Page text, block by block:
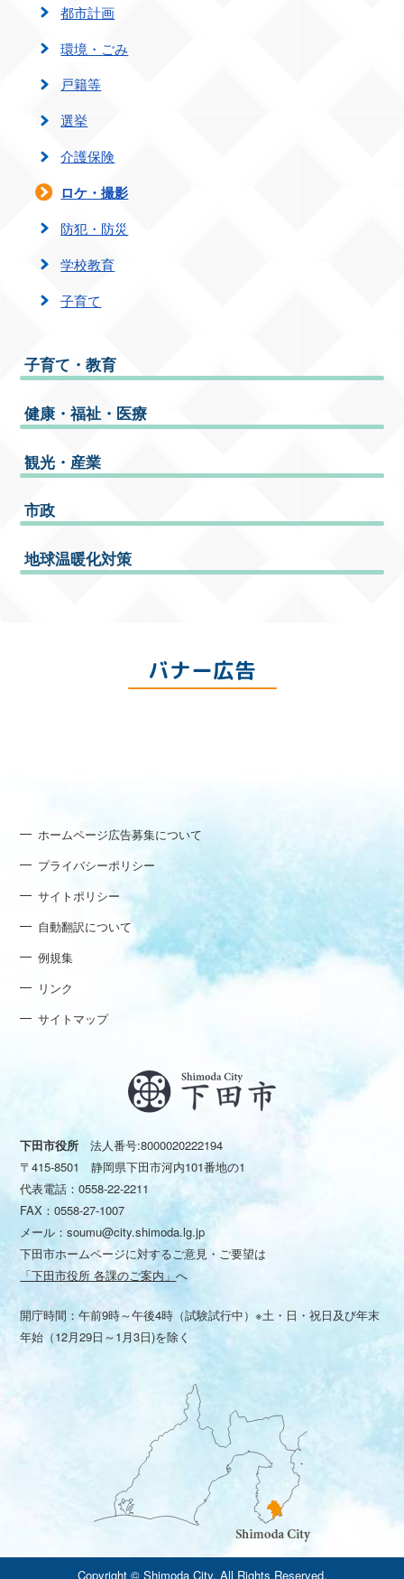
都市計画
環境・ごみ
戸籍等
選挙
介護保険
ロケ・撮影
防犯・防災
学校教育
子育て
子育て・教育
健康・福祉・医療
観光・産業
市政
地球温暖化対策
バナー広告
ホームページ広告募集について
プライバシーポリシー
サイトポリシー
自動翻訳について
例規集
リンク
サイトマップ
下田市役所 法人番号:8000020222194
〒415-8501 静岡県下田市河内101番地の1
代表電話：0558-22-2211
FAX：0558-27-1007
メール：soumu@city.shimoda.lg.jp
下田市ホームページに対するご意見・ご要望は
「下田市役所 各課のご案内」へ
開庁時間：午前9時～午後4時（試験試行中）※土・日・祝日及び年末
年始（12月29日～1月3日)を除く
Copyright © Shimoda City. All Rights Reserved.